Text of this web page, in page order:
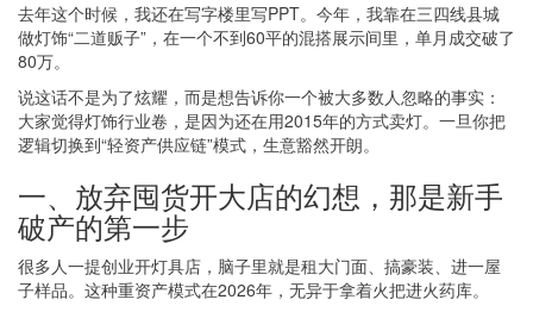
去年这个时候，我还在写字楼里写PPT。今年，我靠在三四线县城
做灯饰“二道贩子”，在一个不到60平的混搭展示间里，单月成交破了
80万。
说这话不是为了炫耀，而是想告诉你一个被大多数人忽略的事实：
大家觉得灯饰行业卷，是因为还在用2015年的方式卖灯。一旦你把
逻辑切换到“轻资产供应链”模式，生意豁然开朗。
一、放弃囤货开大店的幻想，那是新手
破产的第一步
很多人一提创业开灯具店，脑子里就是租大门面、搞豪装、进一屋
子样品。这种重资产模式在2026年，无异于拿着火把进火药库。